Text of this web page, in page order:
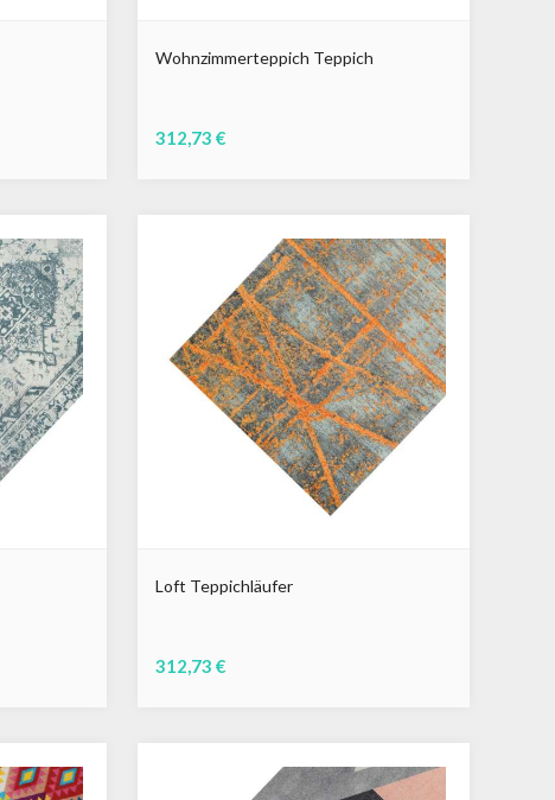
Wohnzimmerteppich Teppich
312,73 €
Loft Teppichläufer
312,73 €